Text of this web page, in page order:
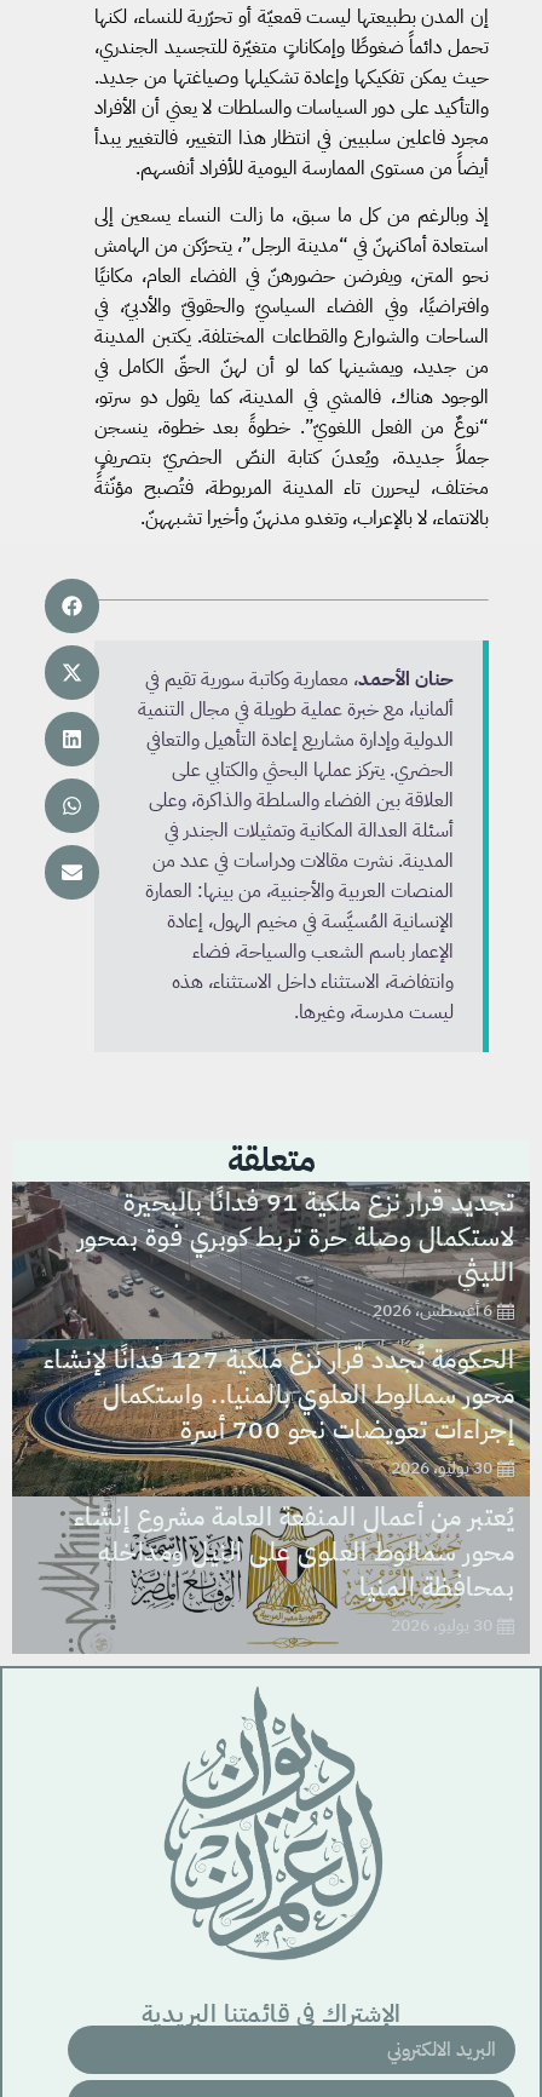
إن المدن بطبيعتها ليست قمعيّة أو تحرّرية للنساء، لكنها
تحمل دائماً ضغوطًا وإمكاناتٍ متغيّرة للتجسيد الجندري،
حيث يمكن تفكيكها وإعادة تشكيلها وصياغتها من جديد.
والتأكيد على دور السياسات والسلطات لا يعني أن الأفراد
مجرد فاعلين سلبيين في انتظار هذا التغيير، فالتغيير يبدأ
أيضاً من مستوى الممارسة اليومية للأفراد أنفسهم.
إذ وبالرغم من كل ما سبق، ما زالت النساء يسعين إلى
استعادة أماكنهنّ في “مدينة الرجل”، يتحرّكن من الهامش
نحو المتن، ويفرضن حضورهنّ في الفضاء العام، مكانيًا
وافتراضيًا، وفي الفضاء السياسيّ والحقوقيّ والأدبيّ، في
الساحات والشوارع والقطاعات المختلفة. يكتبن المدينة
من جديد، ويمشينها كما لو أن لهنّ الحقّ الكامل في
الوجود هناك، فالمشي في المدينة، كما يقول دو سرتو،
“نوعٌ من الفعل اللغويّ”. خطوةً بعد خطوة، ينسجن
جملاً جديدة، ويُعدنَ كتابة النصّ الحضريّ بتصريفٍ
مختلف، ليحررن تاء المدينة المربوطة، فتُصبح مؤنّثةً
بالانتماء، لا بالإعراب، وتغدو مدنهنّ وأخيرا تشبههنّ.
حنان الأحمد، معمارية وكاتبة سورية تقيم في
ألمانيا، مع خبرة عملية طويلة في مجال التنمية
الدولية وإدارة مشاريع إعادة التأهيل والتعافي
الحضري. يتركز عملها البحثي والكتابي على
العلاقة بين الفضاء والسلطة والذاكرة، وعلى
أسئلة العدالة المكانية وتمثيلات الجندر في
المدينة. نشرت مقالات ودراسات في عدد من
المنصات العربية والأجنبية، من بينها: العمارة
الإنسانية المُسيَّسة في مخيم الهول، إعادة
الإعمار باسم الشعب والسياحة، فضاء
وانتفاضة، الاستثناء داخل الاستثناء، هذه
ليست مدرسة، وغيرها.
متعلقة
تجديد قرار نزع ملكية 91 فدانًا بالبحيرة
لاستكمال وصلة حرة تربط كوبري فوة بمحور
الليثي
6 أغسطس، 2026
الحكومة تُجدد قرار نزع ملكية 127 فدانًا لإنشاء
محور سمالوط العلوي بالمنيا.. واستكمال
إجراءات تعويضات نحو 700 أسرة
30 يوليو، 2026
يُعتبر من أعمال المنفعة العامة مشروع إنشاء
محور سمالوط العلوى على النيل ومداخله
بمحافظة المنيا
30 يوليو، 2026
الإشتراك في قائمتنا البريدية